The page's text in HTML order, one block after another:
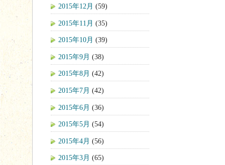
2015年12月 (59)
2015年11月 (35)
2015年10月 (39)
2015年9月 (38)
2015年8月 (42)
2015年7月 (42)
2015年6月 (36)
2015年5月 (54)
2015年4月 (56)
2015年3月 (65)